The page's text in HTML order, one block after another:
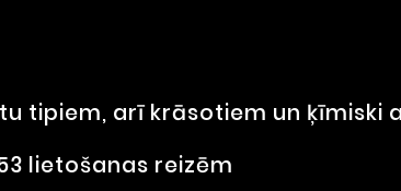
tipiem, arī krāsotiem un
lietošanas reizēm